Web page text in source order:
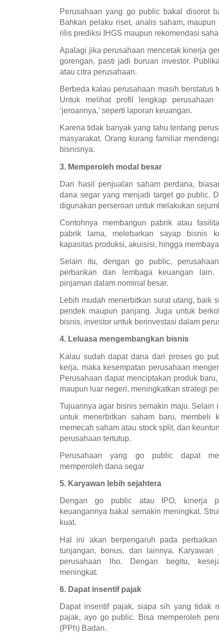
Perusahaan yang go public bakal disorot
Bahkan pelaku riset, analis saham,
rilis prediksi IHGS maupun rekomendasi
Apalagi jika perusahaan mencetak kinerja
gorengan, pasti jadi buruan investor.
atau citra perusahaan.
Berbeda kalau perusahaan masih berstatus
Untuk melihat profil lengkap
‘jeroannya,’ seperti laporan keuangan.
Karena tidak banyak yang tahu tentang
masyarakat. Orang kurang familiar
bisnisnya.
3. Memperoleh modal besar
Dari hasil penjualan saham perdana,
dana segar yang menjadi target go public.
digunakan perseroan untuk melakukan
Contohnya membangun pabrik atau
pabrik lama, melebarkan sayap bisnis
kapasitas produksi, akuisisi, hingga
Selain itu, dengan go public,
perbankan dan lembaga keuangan lain.
pinjaman dalam nominal besar.
Lebih mudah menerbitkan surat utang, baik
pendek maupun panjang. Juga untuk
bisnis, investor untuk berinvestasi dalam
4. Leluasa mengembangkan bisnis
Kalau sudah dapat dana dari proses go
kerja, maka kesempatan perusahaan
Perusahaan dapat menciptakan produk
maupun luar negeri, meningkatkan strategi
Tujuannya agar bisnis semakin maju. Selain
untuk menerbitkan saham baru, membeli
memecah saham atau stock split, dan
perusahaan tertutup.
Perusahaan yang go public dapat
memperoleh dana segar
5. Karyawan lebih sejahtera
Dengan go public atau IPO, kinerja
keuangannya bakal semakin meningkat.
kuat.
Hal ini akan berpengaruh pada
tunjangan, bonus, dan lainnya.
perusahaan lho. Dengan begitu,
meningkat.
6. Dapat insentif pajak
Dapat insentif pajak, siapa sih yang tidak
pajak, ayo go public. Bisa memperoleh
(PPh) Badan.